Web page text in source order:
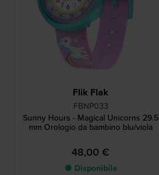
Flik Flak
FBNP033
Sunny Hours - Magical Unicorns 29.5
mm Orologio da bambino blu/viola
48,00 €
● Disponibile